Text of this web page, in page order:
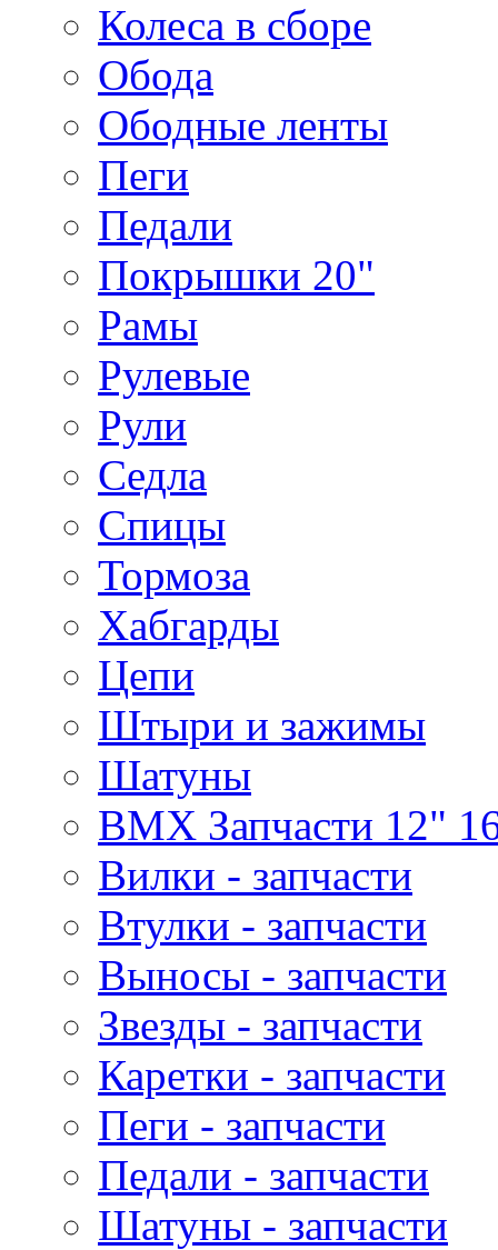
Колеса в сборе
Обода
Ободные ленты
Пеги
Педали
Покрышки 20"
Рамы
Рулевые
Рули
Седла
Спицы
Тормоза
Хабгарды
Цепи
Штыри и зажимы
Шатуны
BMX Запчасти 12"
Вилки - запчасти
Втулки - запчасти
Выносы - запчасти
Звезды - запчасти
Каретки - запчасти
Пеги - запчасти
Педали - запчасти
Шатуны - запчасти